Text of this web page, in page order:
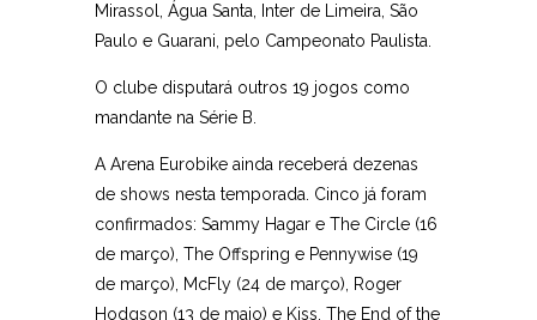
Mirassol, Água Santa, Inter de Limeira, São
Paulo e Guarani, pelo Campeonato Paulista.
O clube disputará outros 19 jogos como
mandante na Série B.
A Arena Eurobike ainda receberá dezenas
de shows nesta temporada. Cinco já foram
confirmados: Sammy Hagar e The Circle (16
de março), The Offspring e Pennywise (19
de março), McFly (24 de março), Roger
Hodgson (13 de maio) e Kiss, The End of the